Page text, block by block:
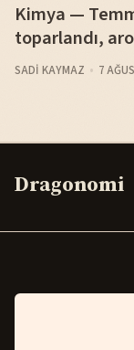
Kimya —
toparlandı,
SADI KAYMAZ 7
Dragonomi